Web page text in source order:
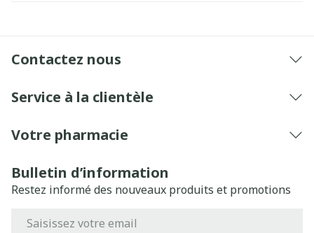
Contactez nous
Service à la clientèle
Votre pharmacie
Bulletin d’information
Restez informé des nouveaux produits et promotions